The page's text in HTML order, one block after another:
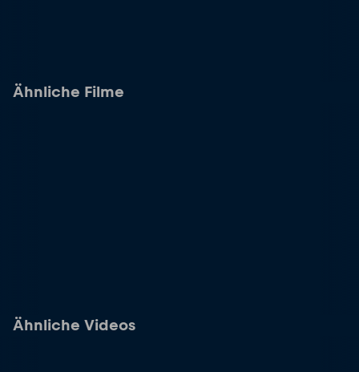
Ähnliche Filme
Ähnliche Videos